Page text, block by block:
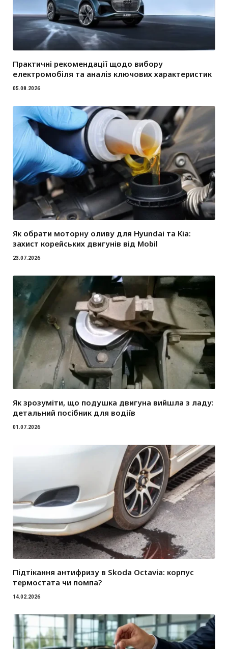
Практичні рекомендації щодо вибору
електромобіля та аналіз ключових характеристик
05.08.2026
Як обрати моторну оливу для Hyundai та Kia:
захист корейських двигунів від Mobil
23.07.2026
Як зрозуміти, що подушка двигуна вийшла з ладу:
детальний посібник для водіїв
01.07.2026
Підтікання антифризу в Skoda Octavia: корпус
термостата чи помпа?
14.02.2026